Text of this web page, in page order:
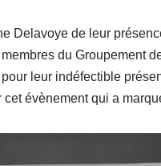
Delavoye de leur
du Groupement
leur indéfectible
évènement qui a